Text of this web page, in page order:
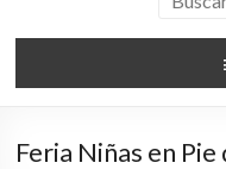
Feria Niñas en